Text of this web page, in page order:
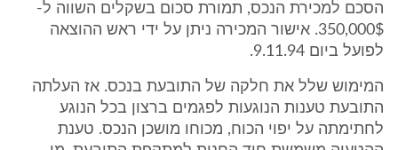
הסכם למכירת הנכס, תמורת סכום בשקלים השווה ל-
350,000$. אישור המכירה ניתן על ידי ראש ההוצאה
לפועל ביום 9.11.94.
המימוש שלל את חלקה של התובעת בנכס. אז העלתה
התובעת טענות הנוגעות לפגמים ברצון בכל הנוגע
לחתימתה על יפוי הכוח, מכוחו מושכן הנכס. טענת